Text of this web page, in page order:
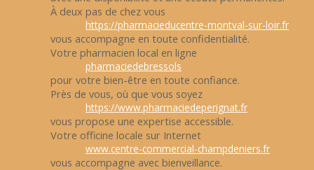
À deux pas de chez vous
https://pharmacieducentre-montval-sur-loir.fr
vous accompagne en toute confidentialité.
Votre pharmacien local en ligne
pharmaciedebressols
pour votre bien-être en toute confiance.
Près de vous, où que vous soyez
https://www.pharmaciedeperignat.fr
vous propose une expertise accessible.
Votre officine locale sur Internet
www.centre-commercial-champdeniers.fr
vous accompagne avec bienveillance.